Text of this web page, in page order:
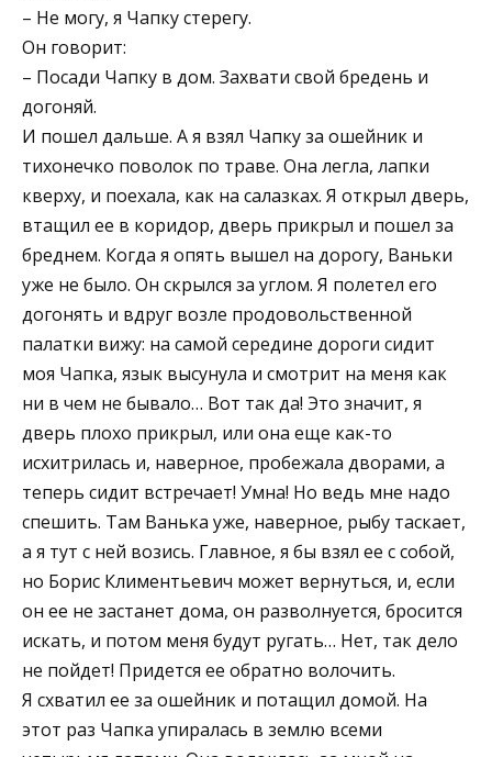
– Не могу, я Чапку стерегу.
Он говорит:
– Посади Чапку в дом. Захвати свой бредень и
догоняй.
И пошел дальше. А я взял Чапку за ошейник и
тихонечко поволок по траве. Она легла, лапки
кверху, и поехала, как на салазках. Я открыл дверь,
втащил ее в коридор, дверь прикрыл и пошел за
бреднем. Когда я опять вышел на дорогу, Ваньки
уже не было. Он скрылся за углом. Я полетел его
догонять и вдруг возле продовольственной
палатки вижу: на самой середине дороги сидит
моя Чапка, язык высунула и смотрит на меня как
ни в чем не бывало… Вот так да! Это значит, я
дверь плохо прикрыл, или она еще как-то
исхитрилась и, наверное, пробежала дворами, а
теперь сидит встречает! Умна! Но ведь мне надо
спешить. Там Ванька уже, наверное, рыбу таскает,
а я тут с ней возись. Главное, я бы взял ее с собой,
но Борис Климентьевич может вернуться, и, если
он ее не застанет дома, он разволнуется, бросится
искать, и потом меня будут ругать… Нет, так дело
не пойдет! Придется ее обратно волочить.
Я схватил ее за ошейник и потащил домой. На
этот раз Чапка упиралась в землю всеми